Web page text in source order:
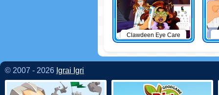
Clawdeen Eye Care
© 2007 - 2026 Igrai Igri